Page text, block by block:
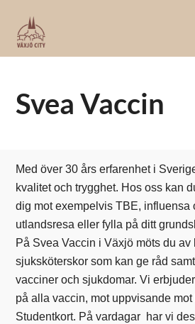
Svea Vaccin
Med över 30 års erfarenhet i
kvalitet och trygghet. Hos oss kan
dig mot exempelvis TBE, influensa
utlandsresa eller fylla på ditt
På Svea Vaccin i Växjö möts du av
sjuksköterskor som kan ge råd
vacciner och sjukdomar. Vi
på alla vaccin, mot uppvisande
Studentkort. På vardagar har vi